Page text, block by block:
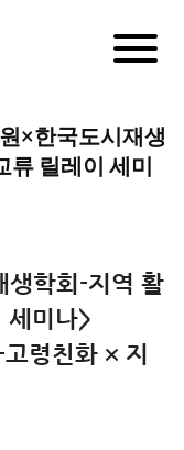
×한국도시재생
류 릴레이 세미
생학회-지역 활
세미나>
령친화 × 지